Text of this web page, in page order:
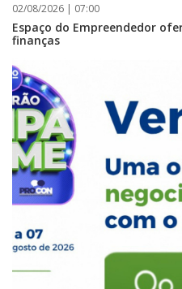
02/08/2026 | 07:00
Espaço do Empreendedor
finanças